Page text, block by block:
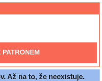
PATRONEM
Až na to, že neexistuje.